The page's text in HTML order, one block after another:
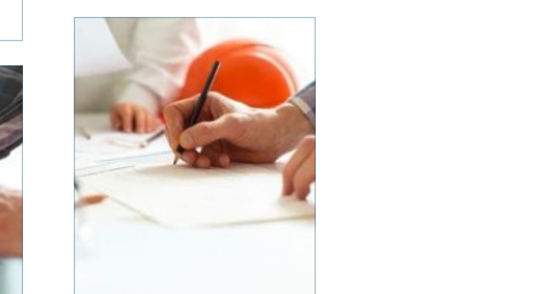
värdet på huset. Därför
blir valet
av takläggare i
Jönköping avg...